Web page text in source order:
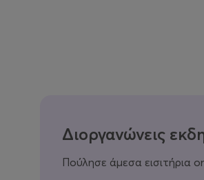
Διοργανώνεις
Πούλησε άμεσα εισιτήρια